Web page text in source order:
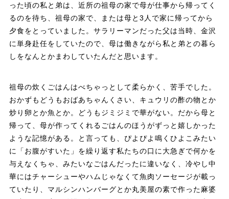
った頃の私と弟は、近所の祖母の家で母が仕事から帰ってく
るのを待ち、祖母の家で、または母と3人で家に帰ってから
夕食をとっていました。サラリーマンだった父は当時、金沢
に単身赴任をしていたので、母は働きながら私と弟との暮ら
しをなんとかまわしていたんだと思います。
祖母の炊くごはんはべちゃっとして柔らかく、苦手でした。
おかずもどうもおばあちゃんくさい、キュウリの酢の物とか
炒り卵とか魚とか。どうもジミジミで華がない。だから母と
帰って、母が作ってくれるごはんのほうがずっと嬉しかった
ような記憶がある。と言っても、ぴよぴよ鳴くひよこみたい
に「お腹がすいた」を繰り返す私たちの口に大急ぎで何かを
与えなくちゃ、みたいなごはんだったに違いなく、冷やし中
華にはチャーシューやハムじゃなくて魚肉ソーセージが載っ
ていたり、マルシンハンバーグとか丸美屋の素で作った麻婆